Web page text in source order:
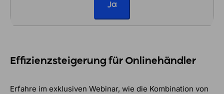
Ja
Effizienzsteigerung für Onlinehändler
Erfahre im exklusiven Webinar, wie die Kombination von